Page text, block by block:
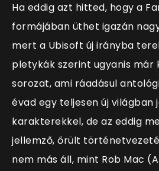
Ha eddig azt hitted, hogy a
formájában üthet igazán
mert a Ubisoft új irányba
pletykák szerint ugyanis már
sorozat, ami ráadásul
évad egy teljesen új világban
karakterekkel, de az eddig
jellemző, őrült
nem más áll, mint Rob Mac